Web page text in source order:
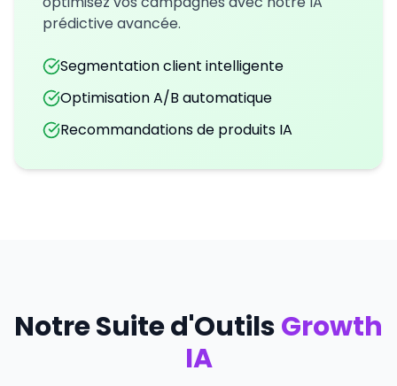
prédictive avancée.
Segmentation client intelligente
Optimisation A/B automatique
Recommandations de produits IA
Notre Suite d'OutilsGrowth
IA